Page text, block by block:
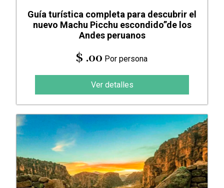
Guía turística completa para descubrir el
nuevo Machu Picchu escondido”de los
Andes peruanos
$ .00 Por persona
Ver detalles